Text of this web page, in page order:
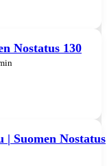
Nostatus 130
Suomen Nostatus